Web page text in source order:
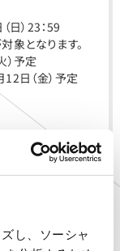
し、ソーシャ
日） 23 ：59
象となります。
）予定
12日（金）予定
ウントごとに配信
アカウントのフォロ
せていただきま